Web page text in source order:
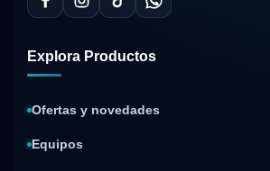
Explora Productos
Ofertas y novedades
Equipos